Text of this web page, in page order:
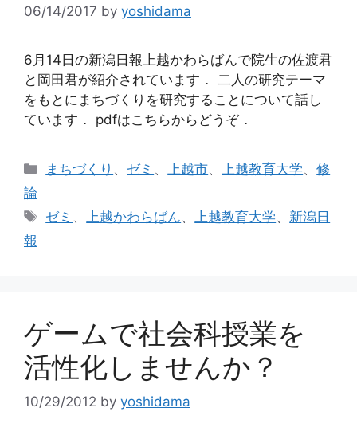
06/14/2017 by yoshidama
6月14日の新潟日報上越かわらばんで院生の佐渡君
と岡田君が紹介されています． 二人の研究テーマ
をもとにまちづくりを研究することについて話し
ています． pdfはこちらからどうぞ．
カ
リ
まちづくり 、 ゼミ 、 上越市、 上越教育大学、修
論
タ
ゼミ 、 上越かわらばん、 上越教育大学、 新潟日
報
ゲームで社会科授業を
活性化しませんか？
10/29/2012 by yoshidama